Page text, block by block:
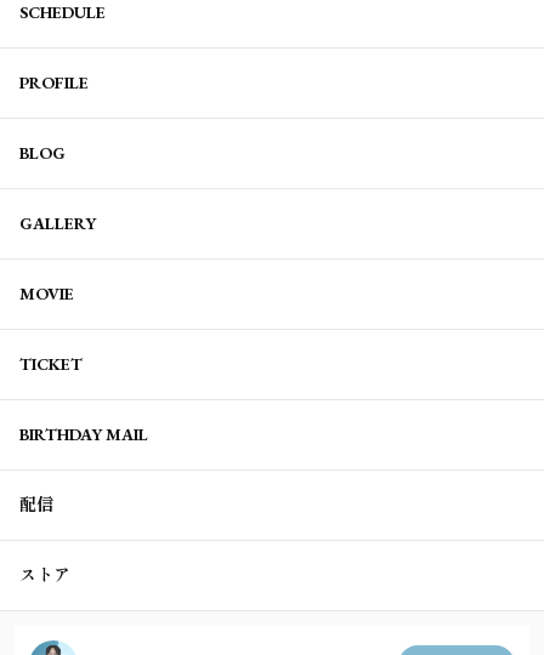
SCHEDULE
PROFILE
BLOG
GALLERY
MOVIE
TICKET
BIRTHDAY MAIL
配信
ストア